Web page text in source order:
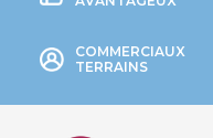
COMMERCIAUX
TERRAINS